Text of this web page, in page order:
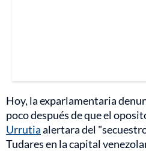
Hoy, la exparlamentaria
poco después de que el
Urrutiaalertara del
Tudares en la capital